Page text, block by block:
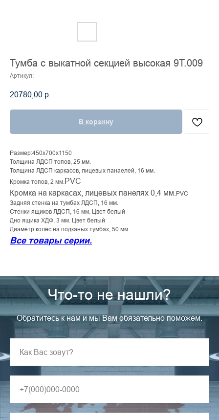
Тумба с выкатной секцией высокая 9Т.009
Артикул:
20780,00 р.
В корзину
Размер:450х700х1150
Толщина ЛДСП топов, 25 мм.
Толщина ЛДСП каркасов, лицевых панаелей, 16 мм.
Кромка топов, 2 мм.PVC
Кромка на каркасах, лицевых панелях 0,4 мм. PVC
Задняя стенка на тумбах ЛДСП, 16 мм.
Стенки ящиков ЛДСП, 16 мм. Цвет белый
Дно ящика ХДФ, 3 мм. Цвет белый
Диаметр колёс на подканых тумбах, 50 мм.
Все товары серии.
Что-то не нашли?
Обратитесь к нам и мы Вам обязательно поможем.